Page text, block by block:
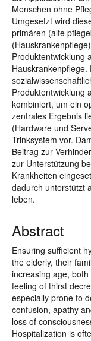
Menschen ohne
Umgesetzt wird
primären (alte
Produktentwicklung
Produktentwicklung
kombiniert, um ein
zentrales Ergebnis
(Hardware und
Trinksystem vor.
Beitrag zur
zur Unterstützung
Krankheiten
dadurch unterstützt
leben.
Abstract
Ensuring sufficient
the elderly, their
increasing age,
feeling of thirst
especially prone to
confusion, apathy
loss of
Hospitalization is